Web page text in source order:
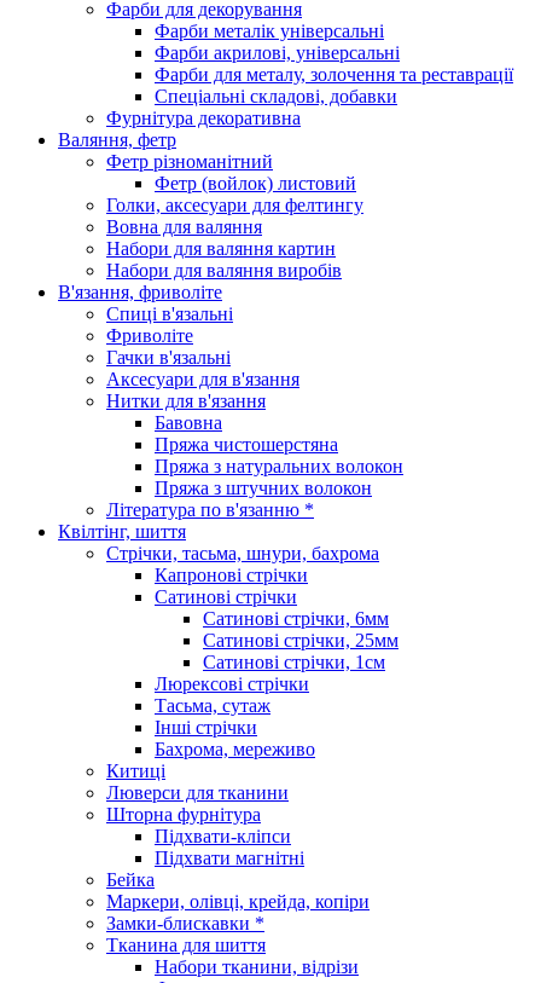
Фарби для декорування
Фарби металік універсальні
Фарби акрилові, універсальні
Фарби для металу, золочення та реставрації
Спеціальні складові, добавки
Фурнітура декоративна
Валяння, фетр
Фетр різноманітний
Фетр (войлок) листовий
Голки, аксесуари для фелтингу
Вовна для валяння
Набори для валяння картин
Набори для валяння виробів
В'язання, фриволіте
Спиці в'язальні
Фриволіте
Гачки в'язальні
Аксесуари для в'язання
Нитки для в'язання
Бавовна
Пряжа чистошерстяна
Пряжа з натуральних волокон
Пряжа з штучних волокон
Література по в'язанню *
Квілтінг, шиття
Стрічки, тасьма, шнури, бахрома
Капронові стрічки
Сатинові стрічки
Сатинові стрічки, 6мм
Сатинові стрічки, 25мм
Сатинові стрічки, 1см
Люрексові стрічки
Тасьма, сутаж
Інші стрічки
Бахрома, мереживо
Китиці
Люверси для тканини
Шторна фурнітура
Підхвати-кліпси
Підхвати магнітні
Бейка
Маркери, олівці, крейда, копіри
Замки-блискавки *
Тканина для шиття
Набори тканини, відрізи